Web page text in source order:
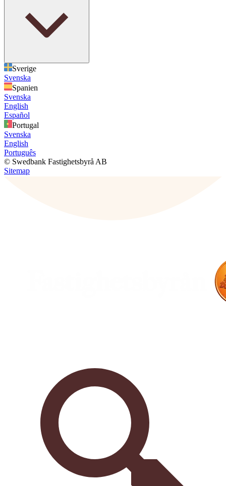
Sverige
Svenska
Spanien
Svenska
English
Español
Portugal
Svenska
English
Português
© Swedbank Fastighetsbyrå AB
Sitemap